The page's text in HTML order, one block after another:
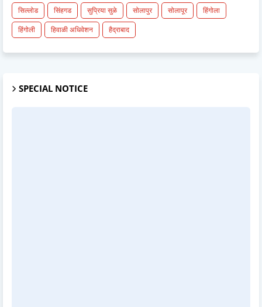
सिल्लोड
सिंहगड सुप्रिया सुळे सोलापुर सोलापूर
हिंगोला
हिंगोली
हिवाळी अधिवेशन हैद्राबाद
SPECIAL NOTICE